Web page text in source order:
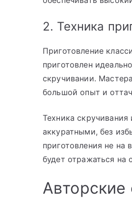
2. Техника
Приготовление
приготовлен
скручивании.
большой опыт и
Техника
аккуратными, без
приготовления не на
будет отражаться на